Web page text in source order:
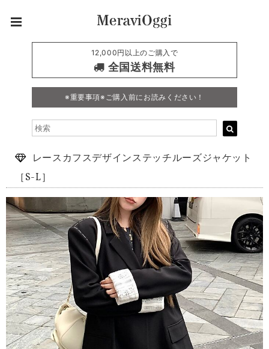
12,000円以上のご購入で
全国送料無料
※重要事項※ご購入前にお読みください！
レースカフスデザインステッチルーズジャケット
［S-L］